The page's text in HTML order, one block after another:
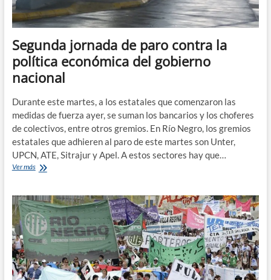
Segunda jornada de paro contra la
política económica del gobierno
nacional
Durante este martes, a los estatales que comenzaron las
medidas de fuerza ayer, se suman los bancarios y los choferes
de colectivos, entre otros gremios. En Río Negro, los gremios
estatales que adhieren al paro de este martes son Unter,
UPCN, ATE, Sitrajur y Apel. A estos sectores hay que…
Ver másSegunda
paro
contra
la
política
económica
del
gobierno
nacional